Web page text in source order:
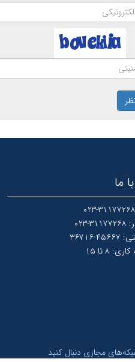
ما
۳۱۱۷۷۲۶۸-۰۲۳
۳۱۱۷۷۲۶۸-۰۲۳
۴۵۶۶۷-۳۶۷۱۶
کاری: ۸ تا ۱۵
مجازی دنبال کنید